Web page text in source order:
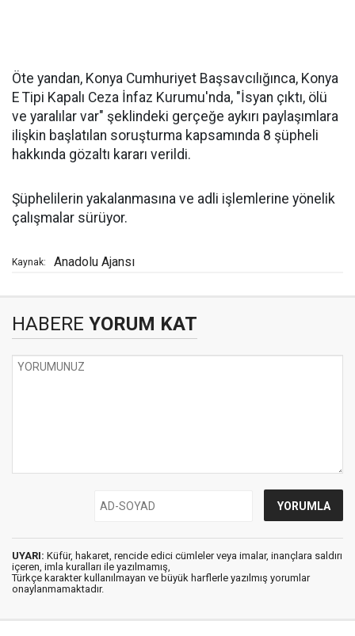
Öte yandan, Konya Cumhuriyet Başsavcılığınca, Konya
E Tipi Kapalı Ceza İnfaz Kurumu'nda, "İsyan çıktı, ölü
ve yaralılar var" şeklindeki gerçeğe aykırı paylaşımlara
ilişkin başlatılan soruşturma kapsamında 8 şüpheli
hakkında gözaltı kararı verildi.
Şüphelilerin yakalanmasına ve adli işlemlerine yönelik
çalışmalar sürüyor.
Kaynak: Anadolu Ajansı
HABERE YORUM KAT
UYARI: Küfür, hakaret, rencide edici cümleler veya imalar, inançlara saldırı
içeren, imla kuralları ile yazılmamış,
Türkçe karakter kullanılmayan ve büyük harflerle yazılmış yorumlar
onaylanmamaktadır.